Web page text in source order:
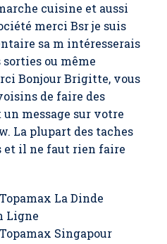
cuisine et aussi
merci Bsr je suis
sa m intéresserais
ou même
Bonjour Brigitte, vous
de faire des
message sur votre
La plupart des taches
et il ne faut rien faire
La Dinde
Ligne
Singapour